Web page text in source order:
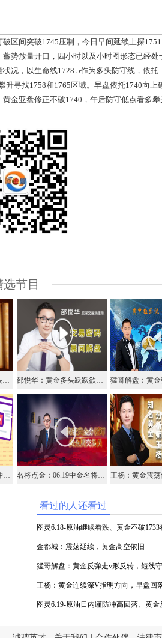
间突破1745压制，今日早间延续上探
势放量开口，四小时以及小时图形态已经处
况，以生命线1728.5作为多头防守线，依托
升寻找1758和1765区域。早盘依托1740向上
金亚盘修正不破1740，午后防守低点看多
选节目
王杨：黄金跳空高开多头延续，早盘依托缺口继续多！ 邵悦华：黄金多头跃跃欲试，非美继续关注空头机会
图灵6.19-原油日内谨防冲高回落、黄金反弹后看承压下行 名将点金：06.19中金名将在线视频直播黄金外汇原油
看过的人还看过
图灵6.18-原油继续看跌、黄金不破1733
金都城：震荡延续，黄金高空依旧
猛哥解盘：黄金反弹走v形反转，短线
势！
王杨：黄金连续深V指明方向，早盘回
干多！
图灵6.19-原油日内谨防冲高回落、黄